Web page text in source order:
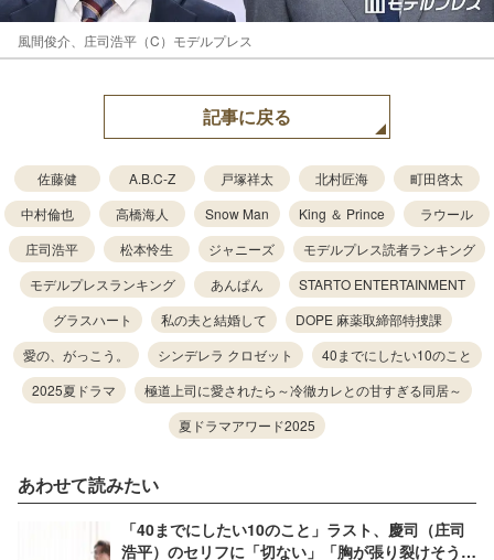
風間俊介、庄司浩平（C）モデルプレス
記事に戻る
佐藤健 A.B.C-Z 戸塚祥太 北村匠海
町田啓太
中村倫也
高橋海人 Snow Man King ＆ Prince
ラウール
庄司浩平
松本怜生 ジャニーズ
モデルプレス読者ランキング
モデルプレスランキング
あんぱん
STARTO ENTERTAINMENT
グラスハート
私の夫と結婚して
DOPE 麻薬取締部特捜課
愛の、がっこう。
シンデレラ クロゼット
40までにしたい10のこと
2025夏ドラマ
極道上司に愛されたら～冷徹カレとの甘すぎる同居～
夏ドラマアワード2025
あわせて読みたい
「40までにしたい10のこと」ラスト、慶司（庄司
浩平）のセリフに「切ない」「胸が張り裂けそう」